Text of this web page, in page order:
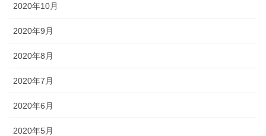
2020年10月
2020年9月
2020年8月
2020年7月
2020年6月
2020年5月